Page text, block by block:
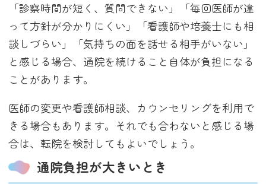
「診察時間が短く、質問できない」「毎回医師が違
って方針が分かりにくい」「看護師や培養士にも相
談しづらい」「気持ちの面を話せる相手がいない」
と感じる場合、通院を続けること自体が負担になる
ことがあります。
医師の変更や看護師相談、カウンセリングを利用で
きる場合もあります。それでも合わないと感じる場
合は、転院を検討してもよいでしょう。
通院負担が大きいとき